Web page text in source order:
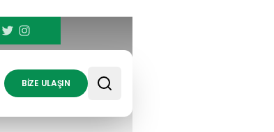
BİZE ULAŞIN